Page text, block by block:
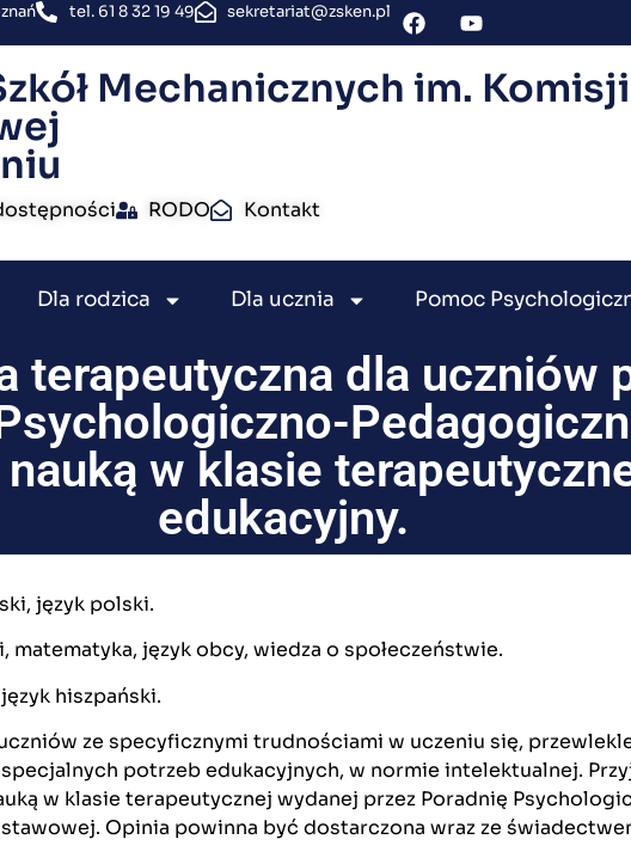
tel. 61 8 32 19 49 sekretariat@zsken.pl
Mechanicznych im.
RODO Kontakt
Dla rodzica Dla ucznia Pomoc
terapeutyczna dla uczniów
w klasie
edukacyjny.
język polski.
matematyka, język obcy, wiedza o społeczeństwie.
hiszpański.
ze specyficznymi trudnościami w uczeniu się,
potrzeb edukacyjnych, w normie intelektualnej.
w klasie terapeutycznej wydanej przez Poradnię
Opinia powinna być dostarczona wraz ze